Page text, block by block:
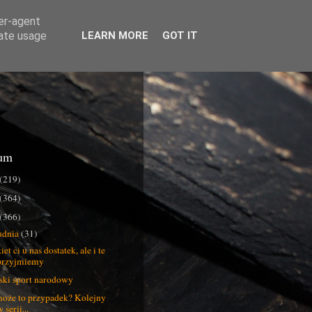
(219)
(364)
(366)
(31)
ci u nas dostatek, ale i te
sport narodowy
to przypadek? Kolejny
serii...
agent
usage
LEARN MORE GOT IT